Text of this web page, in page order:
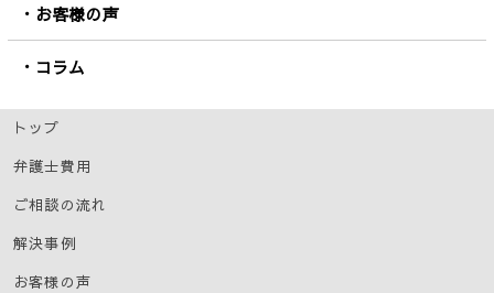
お客様の声
コラム
トップ
弁護士費用
ご相談の流れ
解決事例
お客様の声